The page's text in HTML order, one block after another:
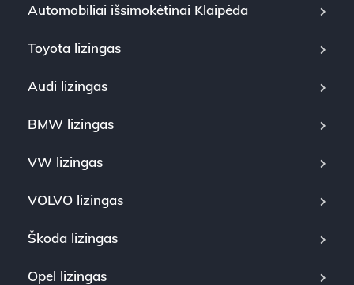
Automobiliai išsimokėtinai Klaipėda
Toyota lizingas
Audi lizingas
BMW lizingas
VW lizingas
VOLVO lizingas
Škoda lizingas
Opel lizingas